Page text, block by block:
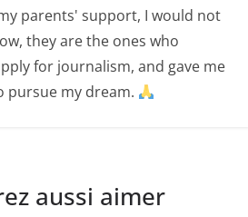
parents' support, I would not
they are the ones who
for journalism, and gave me
pursue my dream.
aussi aimer